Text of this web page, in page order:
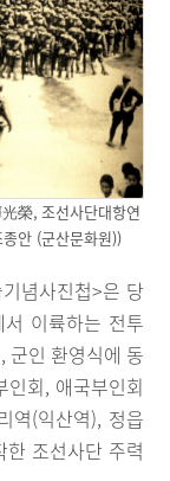
榮, 조선사단대항연
안 (군산문화원))
념사진첩>은 당
이륙하는 전투
군인 환영식에 동
회, 애국부인회
역(익산역), 정읍
조선사단 주력